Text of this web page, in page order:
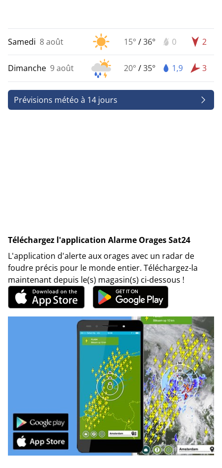
Samedi 8 août 15° /36° 0 2
Dimanche 9 août 20° /35° 1,9 3
Prévisions météo à 14 jours
Téléchargez l'application Alarme Orages Sat24
L'application d'alerte aux orages avec un radar de
foudre précis pour le monde entier. Téléchargez-la
maintenant depuis le(s) magasin(s) ci-dessous !